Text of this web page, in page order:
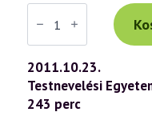
Váradi
Tibor
előadás
(585)
—
Láthatatlan
segítőink:
az
angyalok
2011.10.23.
Testnevelési
243 perc